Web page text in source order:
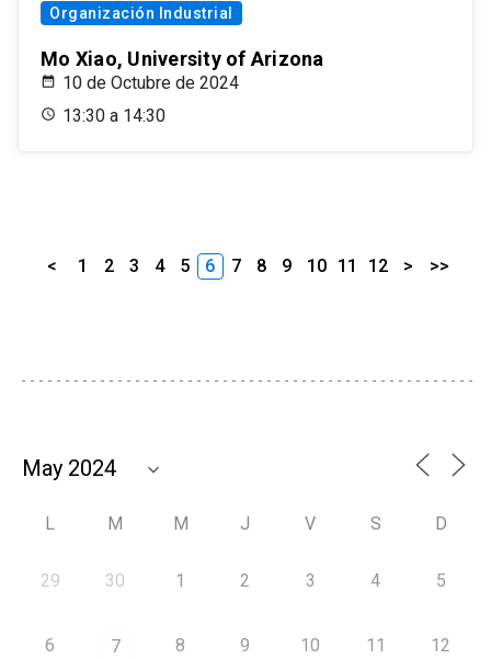
Organización Industrial
Mo Xiao, University of Arizona
10 de Octubre de 2024
13:30 a 14:30
< 1 2 3 4 5 6 7 8 9 10 11 12 > >>
L M M J V S D
29 30 1 2 3 4 5
6 7 8 9 10 11 12